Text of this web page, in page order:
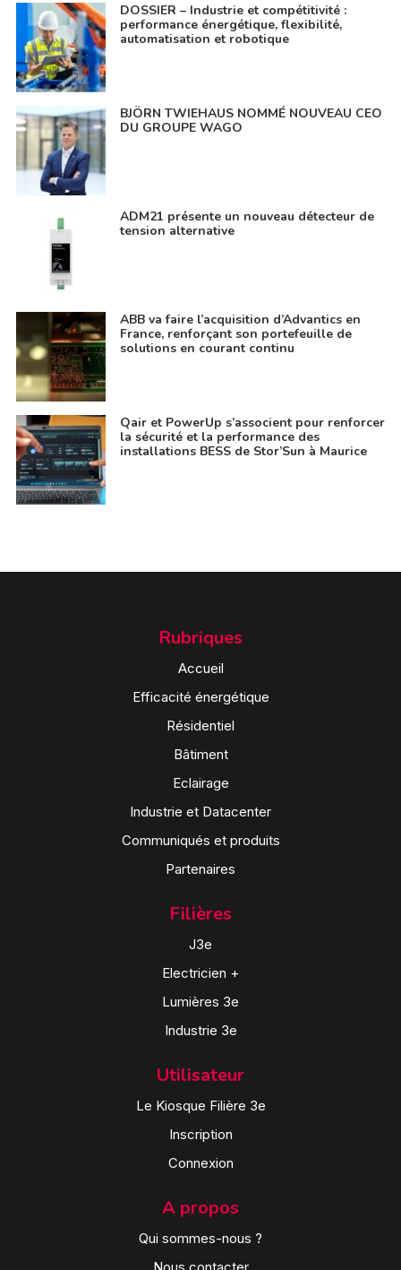
DOSSIER – Industrie et compétitivité :
performance énergétique, flexibilité,
automatisation et robotique
BJÖRN TWIEHAUS NOMMÉ NOUVEAU CEO
DU GROUPE WAGO
ADM21 présente un nouveau détecteur de
tension alternative
ABB va faire l’acquisition d’Advantics en
France, renforçant son portefeuille de
solutions en courant continu
Qair et PowerUp s’associent pour renforcer
la sécurité et la performance des
installations BESS de Stor’Sun à Maurice
Rubriques
Accueil
Efficacité énergétique
Résidentiel
Bâtiment
Eclairage
Industrie et Datacenter
Communiqués et produits
Partenaires
Filières
J3e
Electricien +
Lumières 3e
Industrie 3e
Utilisateur
Le Kiosque Filière 3e
Inscription
Connexion
A propos
Qui sommes-nous ?